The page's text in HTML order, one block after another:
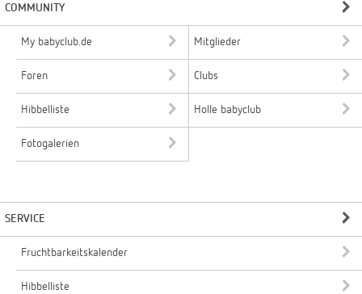
COMMUNITY
My babyclub.de Mitglieder
Foren Clubs
Hibbelliste Holle babyclub
Fotogalerien
SERVICE
Fruchtbarkeitskalender
Hibbelliste